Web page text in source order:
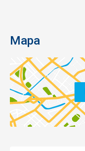
Mapa